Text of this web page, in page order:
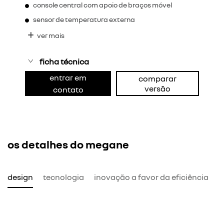
console central com apoio de braços móvel
sensor de temperatura externa
ver mais
ficha técnica
entrar em
contato
comparar
versão
os detalhes do megane
design tecnologia inovação a favor da eficiência